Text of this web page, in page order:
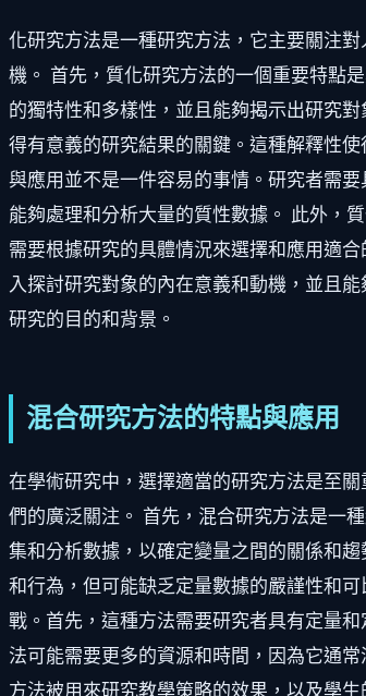
化研究方法是一種研究方法，它主要關注
機。 首先，質化研究方法的一個重要特點
的獨特性和多樣性，並且能夠揭示出研究
得有意義的研究結果的關鍵。這種解釋性
與應用並不是一件容易的事情。研究者需
能夠處理和分析大量的質性數據。 此外，
需要根據研究的具體情況來選擇和應用適
入探討研究對象的內在意義和動機，並且
研究的目的和背景。
混合研究方法的特點與應用
在學術研究中，選擇適當的研究方法是至
們的廣泛關注。 首先，混合研究方法是一
集和分析數據，以確定變量之間的關係和
和行為，但可能缺乏定量數據的嚴謹性和
戰。首先，這種方法需要研究者具有定量
法可能需要更多的資源和時間，因為它通
方法被用來研究教學策略的效果，以及學